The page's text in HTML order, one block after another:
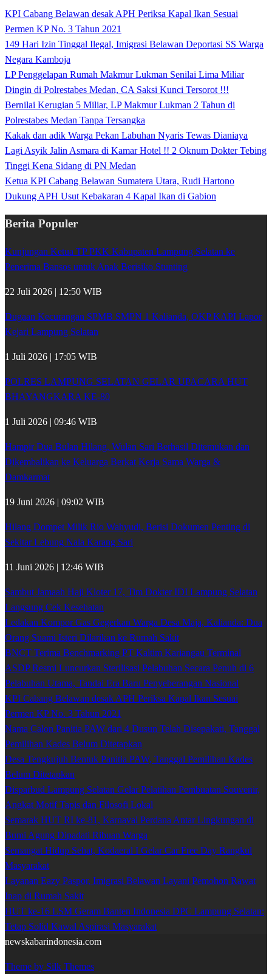
KPI Cabang Belawan desak APH Periksa Kapal Ikan Sesuai
Permen KP No. 3 Tahun 2021
149 Hari Izin Tinggal Ilegal, Imigrasi Belawan Deportasi SS Warga
Negara Kamboja
LP Penggelapan Rumah Makmur Lukman Senilai Lima Miliar
Dingin di Polrestabes Medan, CA Saksi Kunci Tersorot !!!
Bernilai Kerugian 5 Miliar, LP Makmur Lukman 2 Tahun di
Polrestabes Medan Tanpa Tersangka
Kakak dan adik Warga Pekan Labuhan Nyaris Tewas Dianiaya
Lagi Asyik Jalin Asmara di Kamar Hotel !! 2 Oknum Dokter Tebing
Tinggi Kena Sidang di PN Medan
Ketua KPI Cabang Belawan Sumatera Utara, Rudi Hartono
Dukung APH Usut Kebakaran 4 Kapal Ikan di Gabion
Berita Populer
Kunjungan Ketua TP PKK Kabupaten Lampung Selatan ke
Penerima Bansos untuk Anak Berisiko Stunting
22 Juli 2026 | 12:50 WIB
Dugaan Kecurangan SPMB SMPN 1 Kalianda, OKP KAPI Lapor
Kejari Lampung Selatan
1 Juli 2026 | 17:05 WIB
POLRES LAMPUNG SELATAN GELAR UPACARA HUT
BHAYANGKARA KE-80
1 Juli 2026 | 09:46 WIB
Hampir Dua Bulan Hilang, Wulan Sari Berhasil Ditemukan dan
Dikembalikan ke Keluarga Berkat Kerja Sama Warga &
Damkarmat
19 Juni 2026 | 09:02 WIB
Hilang Dompet Milik Rio Wahyudi, Berisi Dokumen Penting di
Sekitar Lebung Nala Karang Sari
11 Juni 2026 | 12:46 WIB
Sambut Jamaah Haji Kloter 17, Tim Dokter IDI Lampung Selatan
Langsung Cek Kesehatan
Ledakan Kompor Gas Gegerkan Warga Desa Maja, Kalianda: Dua
Orang Suami Isteri Dilarikan ke Rumah Sakit
BNCT Terima Benchmarking PT Kaltim Kariangau Terminal
ASDP Resmi Luncurkan Sterilisasi Pelabuhan Secara Penuh di 6
Pelabuhan Utama, Tandai Era Baru Penyeberangan Nasional
KPI Cabang Belawan desak APH Periksa Kapal Ikan Sesuai
Permen KP No. 3 Tahun 2021
Nama Calon Panitia PAW dari 4 Dusun Telah Disepakati, Tanggal
Pemilihan Kades Belum Ditetapkan
Desa Tengkujuh Bentuk Panitia PAW, Tanggal Pemilihan Kades
Belum Ditetapkan
Disparbud Lampung Selatan Gelar Pelatihan Pembuatan Souvenir,
Angkat Motif Tapis dan Filosofi Lokal
Semarak HUT RI ke-81, Karnaval Perdana Antar Lingkungan di
Bumi Agung Dipadati Ribuan Warga
Semangat Hidup Sehat, Kodaeral I Gelar Car Free Day Rangkul
Masyarakat
Layanan Eazy Paspor, Imigrasi Belawan Layani Pemohon Rawat
Inap di Rumah Sakit
HUT ke-16 LSM Geram Banten Indonesia DPC Lampung Selatan:
Tetap Solid Kawal Aspirasi Masyarakat
newskabarindonesia.com
Theme by Silk Themes